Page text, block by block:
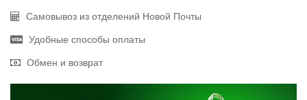
Самовывоз из отделений Новой Почты
Удобные способы оплаты
Обмен и возврат